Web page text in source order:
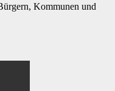
Kommunen und